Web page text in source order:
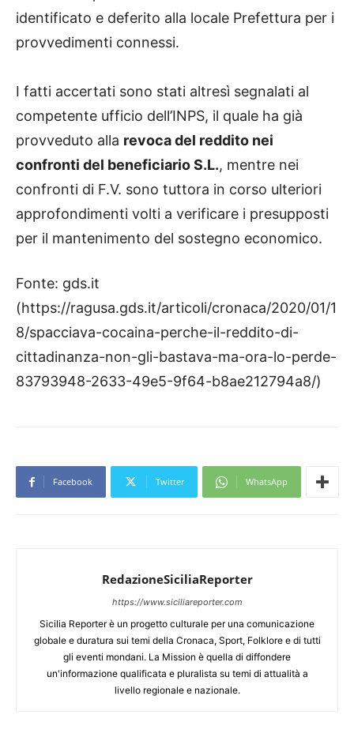
identificato e deferito alla locale Prefettura per i
provvedimenti connessi.
I fatti accertati sono stati altresì segnalati al
competente ufficio dell’INPS, il quale ha già
provveduto alla revoca del reddito nei
confronti del beneficiario S.L., mentre nei
confronti di F.V. sono tuttora in corso ulteriori
approfondimenti volti a verificare i presupposti
per il mantenimento del sostegno economico.
Fonte: gds.it
(https://ragusa.gds.it/articoli/cronaca/2020/01/1
8/spacciava-cocaina-perche-il-reddito-di-
cittadinanza-non-gli-bastava-ma-ora-lo-perde-
83793948-2633-49e5-9f64-b8ae212794a8/)
Facebook Twitter WhatsApp
RedazioneSiciliaReporter
https://www.siciliareporter.com
Sicilia Reporter è un progetto culturale per una comunicazione
globale e duratura sui temi della Cronaca, Sport, Folklore e di tutti
gli eventi mondani. La Mission è quella di diffondere
un'informazione qualificata e pluralista su temi di attualità a
livello regionale e nazionale.